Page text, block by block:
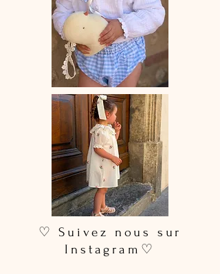
♡ Suivez nous sur
Instagram♡